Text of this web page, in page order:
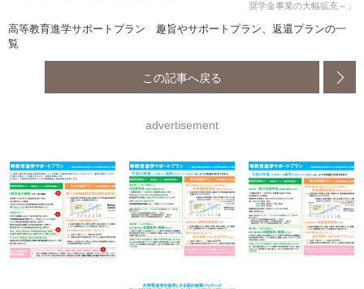
奨学金事業の大幅拡充～」
高等教育進学サポートプラン 趣旨やサポートプラン、返還プランの一
覧
この記事へ戻る
advertisement